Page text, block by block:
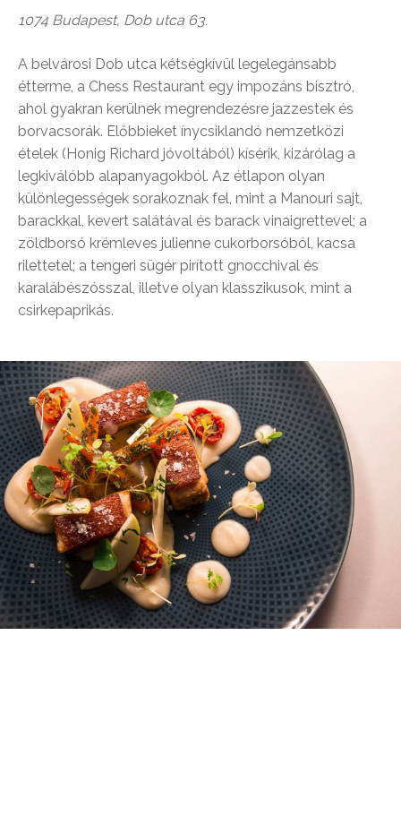
1074 Budapest, Dob utca 63.
A belvárosi Dob utca kétségkívül legelegánsabb
étterme, a Chess Restaurant egy impozáns bisztró,
ahol gyakran kerülnek megrendezésre jazzestek és
borvacsorák. Előbbieket ínycsiklandó nemzetközi
ételek (Honig Richard jóvoltából) kísérik, kizárólag a
legkiválóbb alapanyagokból. Az étlapon olyan
különlegességek sorakoznak fel, mint a Manouri sajt,
barackkal, kevert salátával és barack vinaigrettevel; a
zöldborsó krémleves julienne cukorborsóból, kacsa
rilettetel; a tengeri sügér pirított gnocchival és
karalábészósszal, illetve olyan klasszikusok, mint a
csirkepaprikás.